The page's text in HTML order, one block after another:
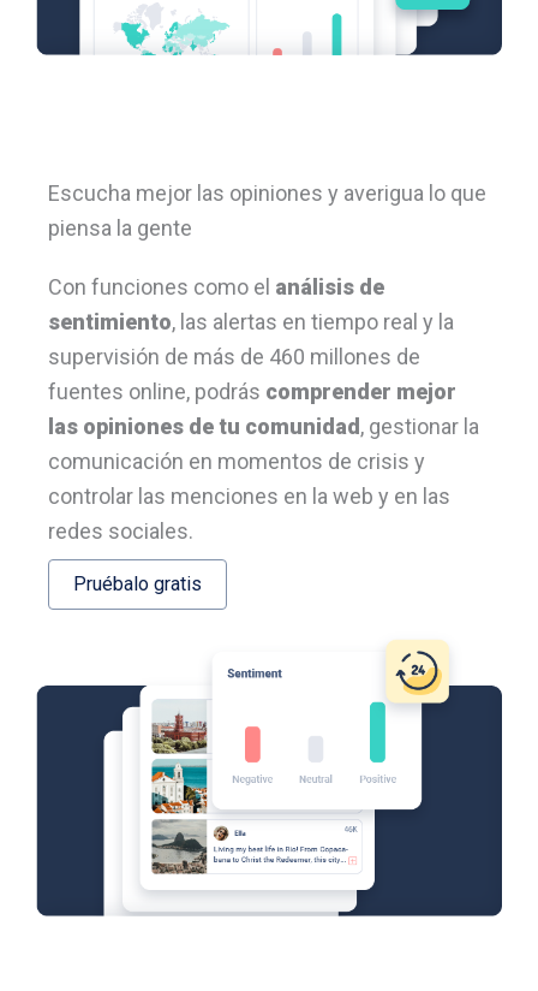
Escucha mejor las opiniones y averigua lo que
piensa la gente
Con funciones como el análisis de
sentimiento, las alertas en tiempo real y la
supervisión de más de 460 millones de
fuentes online, podrás comprender mejor
las opiniones de tu comunidad , gestionar la
comunicación en momentos de crisis y
controlar las menciones en la web y en las
redes sociales.
Pruébalo gratis